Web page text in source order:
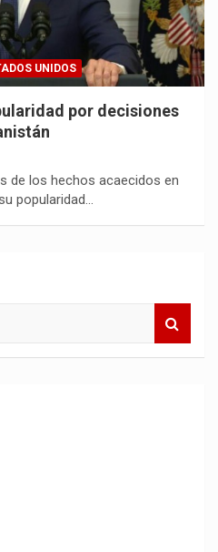
UNIDOS
por decisiones
de los hechos acaecidos en
popularidad…